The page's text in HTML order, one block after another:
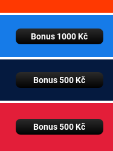
Bonus 1000 Kč
Bonus 500 Kč
Bonus 500 Kč